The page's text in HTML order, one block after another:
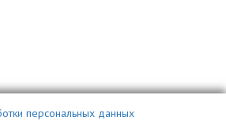
персональных данных